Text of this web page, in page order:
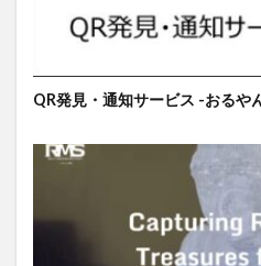
QR発見・通知サービス -おる